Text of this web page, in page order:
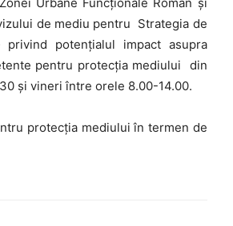
de mediu pentru Strategia de
privind potențialul impact asupra
pentru protecția mediului din
şi vineri între orele 8.00-14.00.
protecția mediului în termen de